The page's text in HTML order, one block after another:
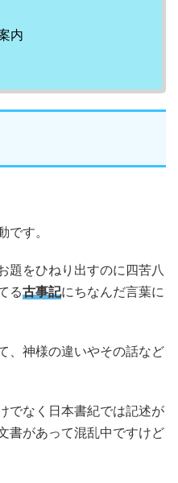
内
す。
題をひねり出すのに四苦八
る古事記にちなんだ言葉に
、神様の違いやその話など
でなく日本書紀では記述が
書があって混乱中ですけど